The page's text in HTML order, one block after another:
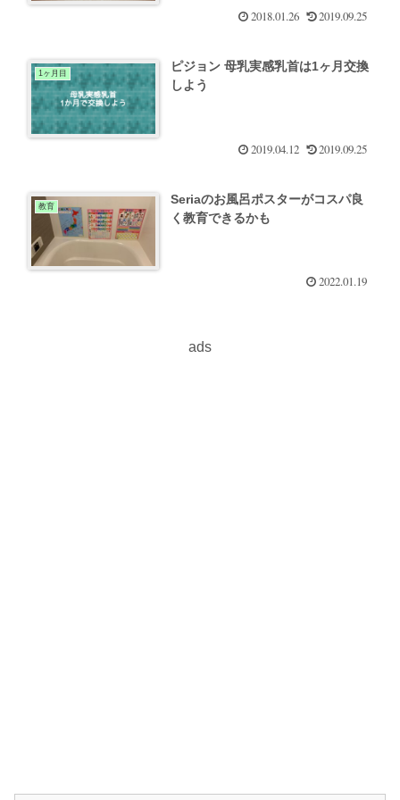
2018.01.26 2019.09.25
1ヶ月目
ピジョン 母乳実感乳首は1ヶ月交換
しよう
2019.04.12 2019.09.25
教育
Seriaのお風呂ポスターがコスパ良
く教育できるかも
2022.01.19
ads